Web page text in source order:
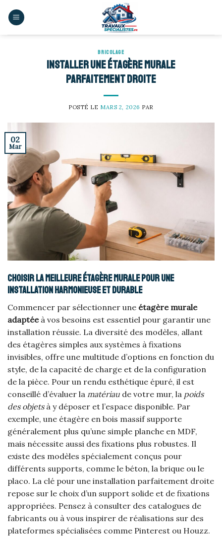
BRICOLAGE
Installer une étagère murale
parfaitement droite
POSTÉ LE MARS 2, 2026 PAR
02
Mar
Choisir la meilleure étagère murale pour une
installation harmonieuse et durable
Commencer par sélectionner une étagère murale
adaptéeà vos besoins est essentiel pour garantir une
installation réussie. La diversité des modèles, allant
des étagères simples aux systèmes à fixations
invisibles, offre une multitude d’options en fonction du
style, de la capacité de charge et de la configuration
de la pièce. Pour un rendu esthétique épuré, il est
conseillé d’évaluer la matériau de votre mur, la poids
des objetsà y déposer et l’espace disponible. Par
exemple, une étagère en bois massif supporte
généralement plus qu’une simple planche en MDF,
mais nécessite aussi des fixations plus robustes. Il
existe des modèles spécialement conçus pour
différents supports, comme le béton, la brique ou le
placo. La clé pour une installation parfaitement droite
repose sur le choix d’un support solide et de fixations
appropriées. Pensez à consulter des catalogues de
fabricants ou à vous inspirer de réalisations sur des
plateformes spécialisées comme Pinterest ou Houzz.